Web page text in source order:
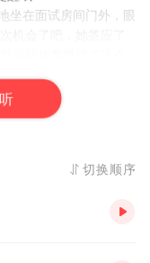
坐在面试房间门外，眼
必须放弃坚持了这么
络小说作家，作品
切换顺序